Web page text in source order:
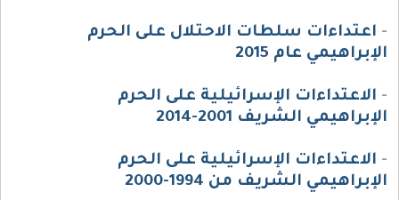
- اعتداءات سلطات الاحتلال على الحرم
الإبراهيمي عام 2015
- الاعتداءات الإسرائيلية على الحرم
الإبراهيمي الشريف 2001-2014
- الاعتداءات الإسرائيلية على الحرم
الإبراهيمي الشريف من 1994-2000